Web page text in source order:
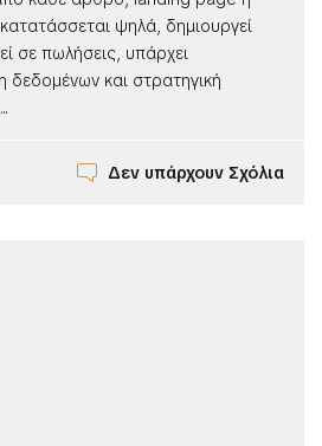
ψηλά, δημιουργεί
σε πωλήσεις, υπάρχει
δεδομένων και στρατηγική
Δεν υπάρχουν Σχόλια